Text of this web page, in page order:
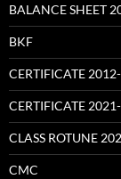
BALANCE SHEET
BKF
CERTIFICATE
CERTIFICATE
CLASS ROTUNE
CMC